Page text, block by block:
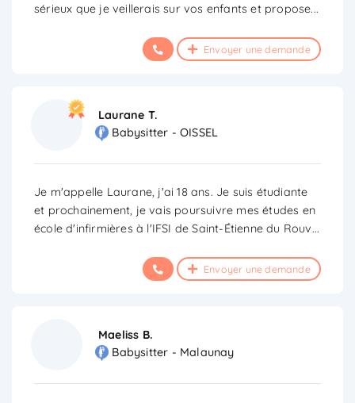
sérieux que je veillerais sur vos enfants et propose...
Envoyer une demande
Laurane T.
Babysitter - OISSEL
Je m'appelle Laurane, j'ai 18 ans. Je suis étudiante
et prochainement, je vais poursuivre mes études en
école d'infirmières à l'IFSI de Saint-Étienne du Rouv...
Envoyer une demande
Maeliss B.
Babysitter - Malaunay